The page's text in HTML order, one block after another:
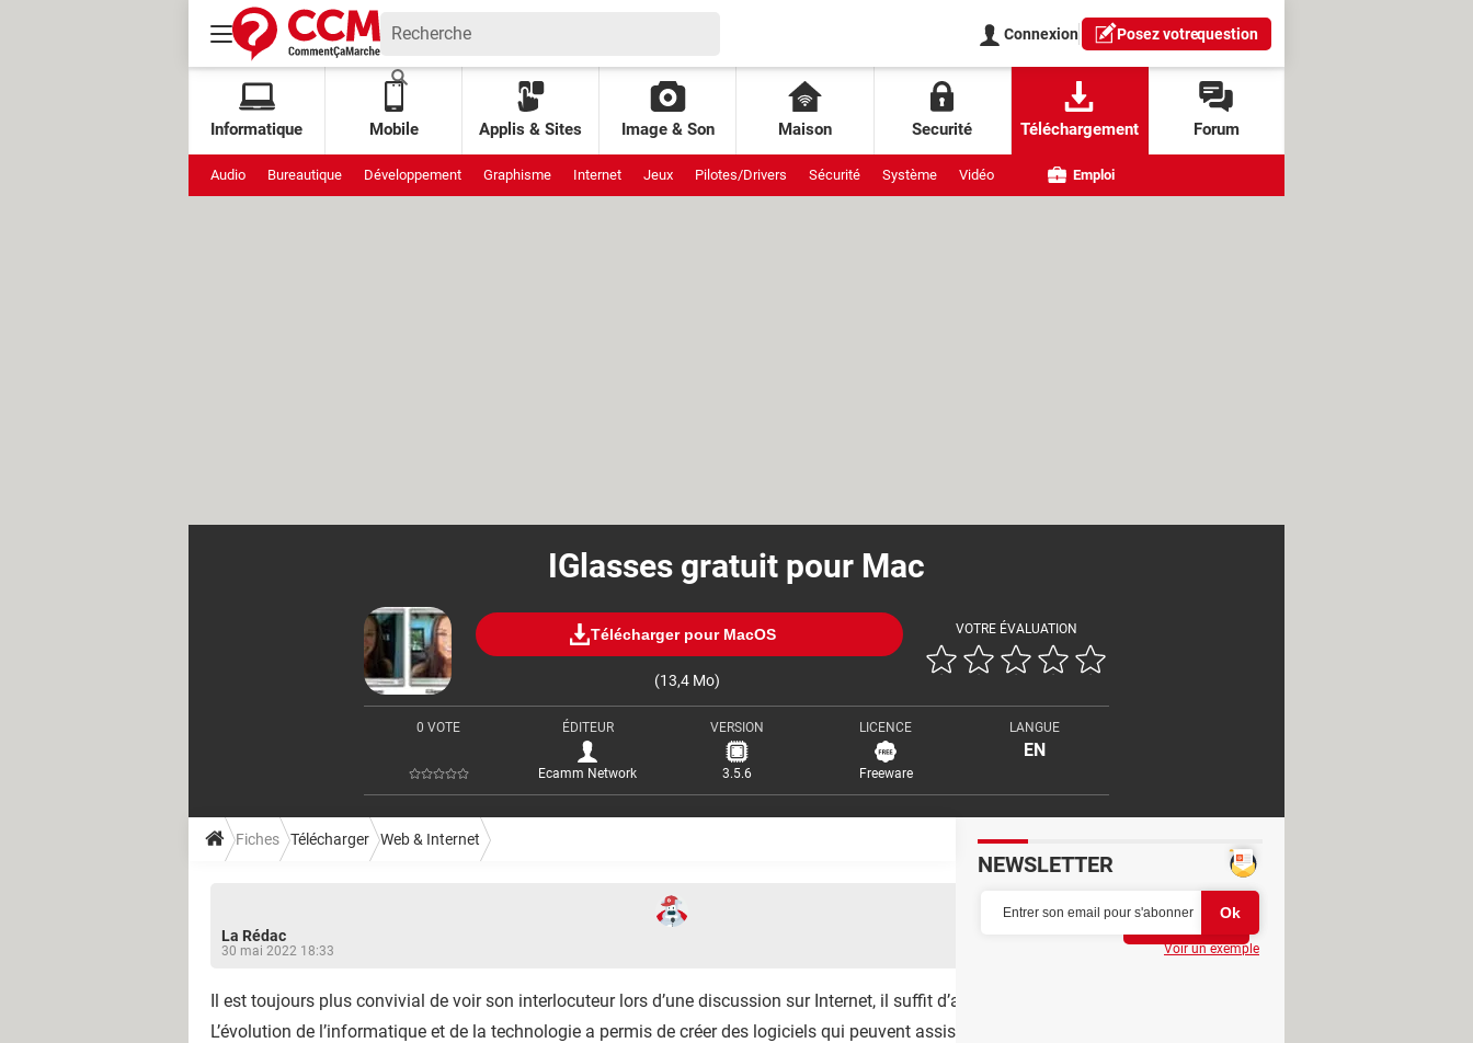
Connexion Posez votrequestion
Informatique Mobile Applis & Sites Image & Son Maison Securité Téléchargement Forum
Audio Bureautique Développement Graphisme Internet Jeux Pilotes/Drivers Sécurité Système Vidéo Emploi
IGlasses gratuit pour Mac
Télécharger pour MacOS
(13,4 Mo)
VOTRE ÉVALUATION
0 VOTE ÉDITEUR
Ecamm Network
VERSION
3.5.6
LICENCE
Freeware
LANGUE
EN
Fiches Télécharger Web & Internet
La Rédac
30 mai 2022 18:33
Il est toujours plus convivial de voir son interlocuteur lors d’une discussion sur Internet, il suffit d’avoir les outils adéquats pour ça.
L’évolution de l’informatique et de la technologie a permis de créer des logiciels qui peuvent assister dans ce genre de situation à
NEWSLETTER
Voir un exemple